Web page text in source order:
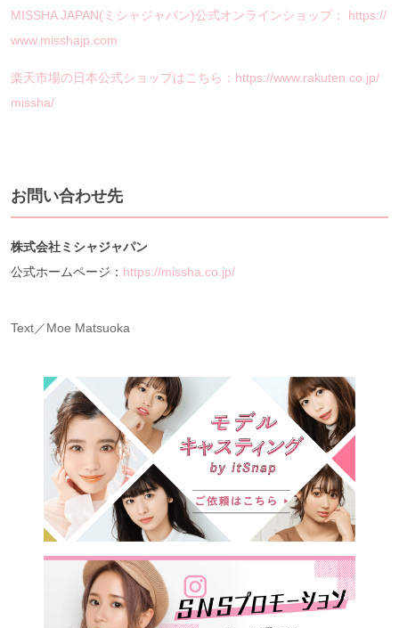
MISSHA JAPAN(ミシャジャパン)公式オンラインショップ： https://
www.misshajp.com
楽天市場の日本公式ショップはこちら：https://www.rakuten.co.jp/
missha/
お問い合わせ先
株式会社ミシャジャパン
公式ホームページ： https://missha.co.jp/
Text／Moe Matsuoka